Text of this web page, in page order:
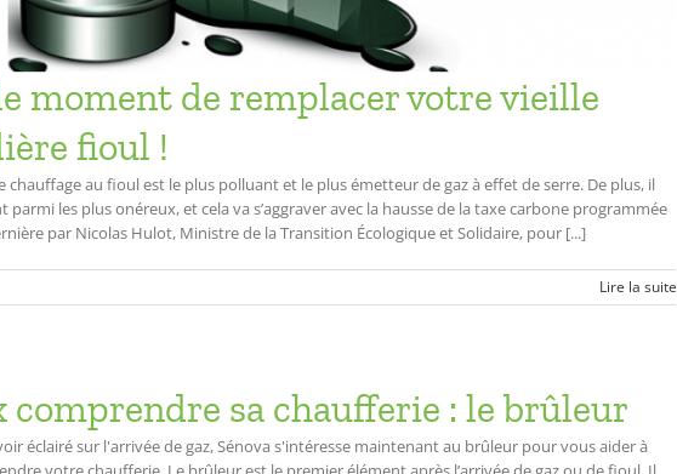
moment de remplacer votre vieille
fioul !
chauffage au fioul est le plus polluant et le plus émetteur de gaz à effet de serre. De plus, il
parmi les plus onéreux, et cela va s’aggraver avec la hausse de la taxe carbone programmée
par Nicolas Hulot, Ministre de la Transition Écologique et Solidaire, pour [...]
Lire la suite
comprendre sa chaufferie : le brûleur
éclairé sur l'arrivée de gaz, Sénova s'intéresse maintenant au brûleur pour vous aider à